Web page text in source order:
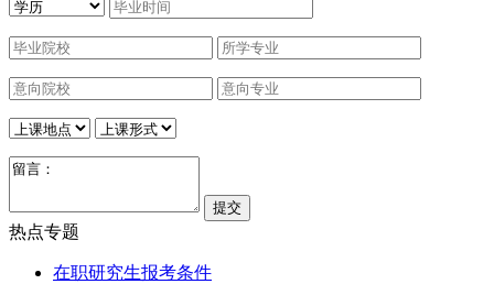
热点专题
在职研究生报考条件